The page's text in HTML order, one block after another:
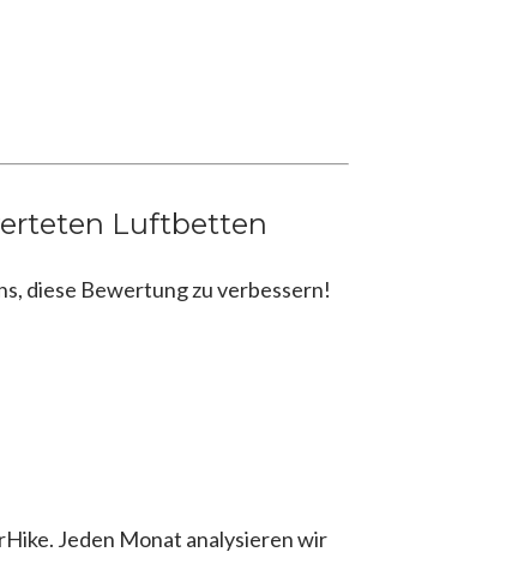
Luftbetten
diese Bewertung zu verbessern!
Jeden Monat analysieren wir